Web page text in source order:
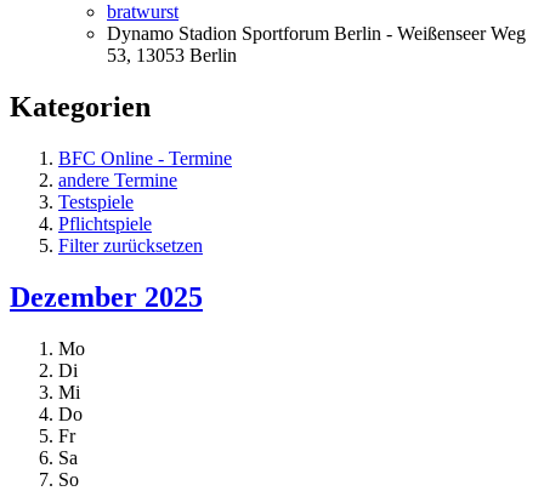
bratwurst
Dynamo Stadion Sportforum Berlin - Weißenseer Weg
53, 13053 Berlin
Kategorien
BFC Online - Termine
andere Termine
Testspiele
Pflichtspiele
Filter zurücksetzen
Dezember 2025
Mo
Di
Mi
Do
Fr
Sa
So